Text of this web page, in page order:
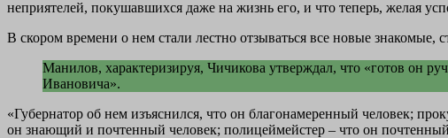
неприятелей, покушавшихся даже на жизнь его, и что теперь, желая
В скором времени о нем стали лестно отзываться все новые знакомые,
Манилов, характеризируя, Чичикова утверждал, что «готов он
Ивановича».
«Губернатор об нем изъяснился, что он благонамеренный человек;
он знающий и почтенный человек; полицеймейстер – что он